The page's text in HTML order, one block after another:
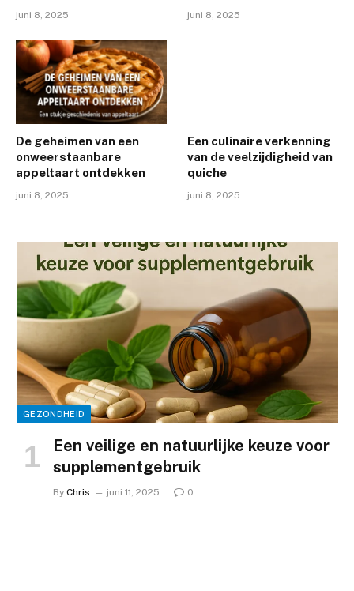
juni 8, 2025 juni 8, 2025
De geheimen van een
onweerstaanbare
appeltaart ontdekken
juni 8, 2025
Een culinaire verkenning
van de veelzijdigheid van
quiche
juni 8, 2025
GEZONDHEID
Een veilige en natuurlijke keuze voor
supplementgebruik
By Chris juni 11, 2025 0